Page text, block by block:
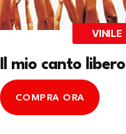
VINILE
Il mio canto libero
COMPRA ORA